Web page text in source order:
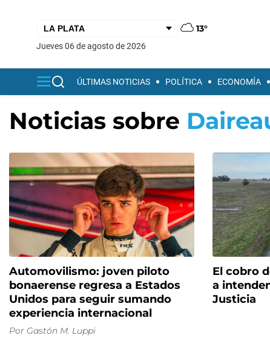
13°
jueves 06 de agosto de 2026
ÚLTIMAS NOTICIAS POLÍTICA ECONOMÍA
Noticias sobre
Automovilismo: joven piloto
bonaerense regresa a Estados
Unidos para seguir sumando
experiencia internacional
Por Gastón M. Luppi
El cobro
a
Justicia